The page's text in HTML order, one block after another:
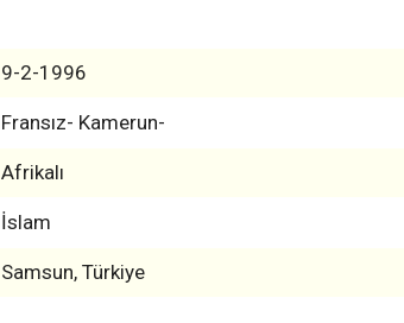
9-2-1996
Fransız- Kamerun-
Afrikalı
İslam
Samsun, Türkiye